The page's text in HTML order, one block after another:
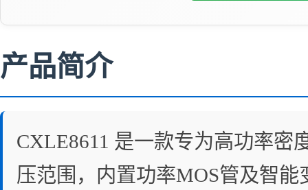
产品简介
CXLE8611 是一款专为高功率密
压范围，内置功率MOS管及智